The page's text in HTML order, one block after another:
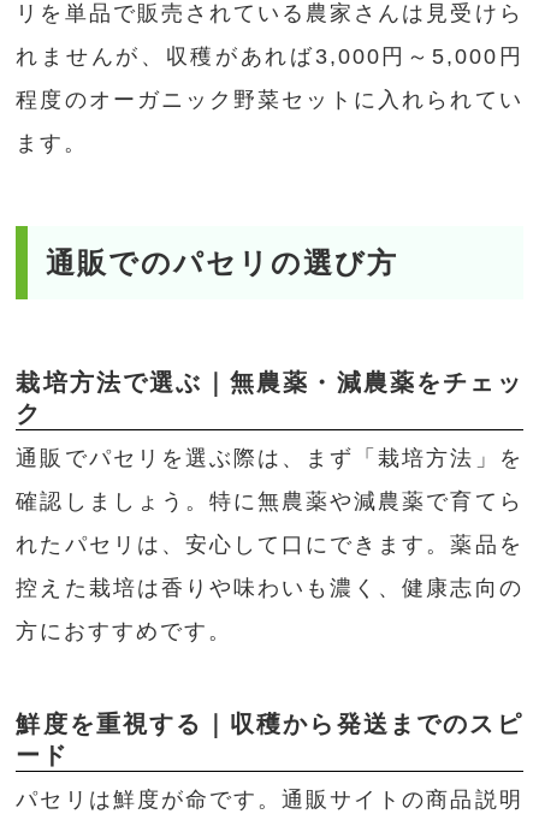
リを単品で販売されている農家さんは見受けら
れませんが、収穫があれば3,000円～5,000円
程度のオーガニック野菜セットに入れられてい
ます。
通販でのパセリの選び方
栽培方法で選ぶ｜無農薬・減農薬をチェッ
ク
通販でパセリを選ぶ際は、まず「栽培方法」を
確認しましょう。特に無農薬や減農薬で育てら
れたパセリは、安心して口にできます。薬品を
控えた栽培は香りや味わいも濃く、健康志向の
方におすすめです。
鮮度を重視する｜収穫から発送までのスピ
ード
パセリは鮮度が命です。通販サイトの商品説明